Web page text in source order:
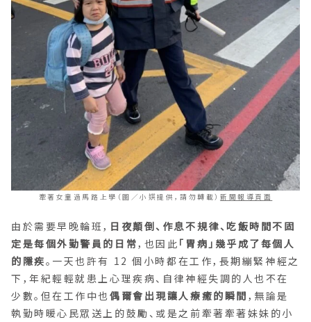
牽著女童過馬路上學（圖／小娸提供，請勿轉載） 新聞報導頁面
由於需要早晚輪班， 日夜顛倒、作息不規律、吃飯時間不固
定是每個外勤警員的日常，也因此 「胃病」幾乎成了每個人
的隱疾。一天也許有 12 個小時都在工作，長期繃緊神經之
下，年紀輕輕就患上心理疾病、自律神經失調的人也不在
少數。但在工作中也偶爾會出現讓人療癒的瞬間 ，無論是
執勤時暖心民眾送上的鼓勵、或是之前牽著牽著妹妹的小